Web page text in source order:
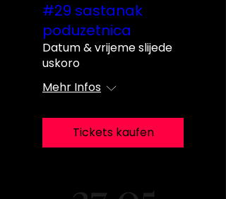
#29 sastanak
poduzetnica
Datum & vrijeme slijede
uskoro
Mehr Infos
Tickets kaufen